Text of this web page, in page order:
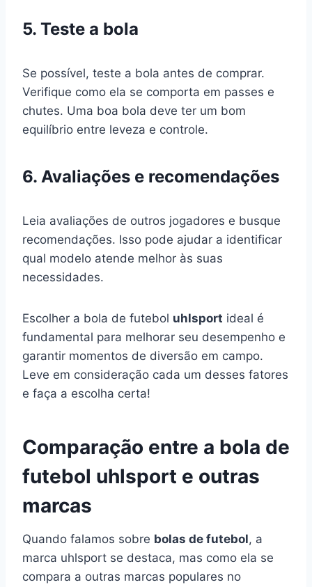
5. Teste a bola
Se possível, teste a bola antes de comprar.
Verifique como ela se comporta em passes e
chutes. Uma boa bola deve ter um bom
equilíbrio entre leveza e controle.
6. Avaliações e recomendações
Leia avaliações de outros jogadores e busque
recomendações. Isso pode ajudar a identificar
qual modelo atende melhor às suas
necessidades.
Escolher a bola de futebol uhlsport ideal é
fundamental para melhorar seu desempenho e
garantir momentos de diversão em campo.
Leve em consideração cada um desses fatores
e faça a escolha certa!
Comparação entre a bola de
futebol uhlsport e outras
marcas
Quando falamos sobre bolas de futebol, a
marca uhlsport se destaca, mas como ela se
compara a outras marcas populares no